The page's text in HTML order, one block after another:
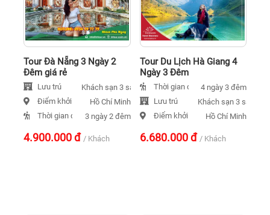
Tour Đà Nẵng 3 Ngày 2
Đêm giá rẻ
Lưu trú
Khách sạn 3 sao
Điểm khởi hành Hồ Chí Minh
Thời gian đi
3 ngày 2 đêm
4.900.000đ / Khách
Tour Du Lịch Hà Giang 4
Ngày 3 Đêm
Thời gian đi
4 ngày 3 đêm
Lưu trú
Khách sạn 3 sao
Điểm khởi hànhHồ Chí Minh
6.680.000đ / Khách